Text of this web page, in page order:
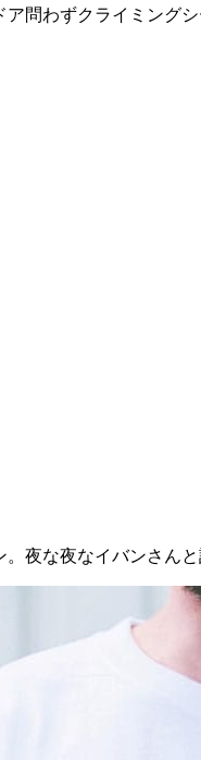
問わずクライミン
。夜な夜なイバンさん